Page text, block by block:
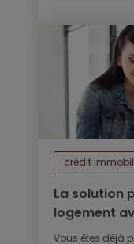
crédit
La solution
logement
Vous êtes déjà